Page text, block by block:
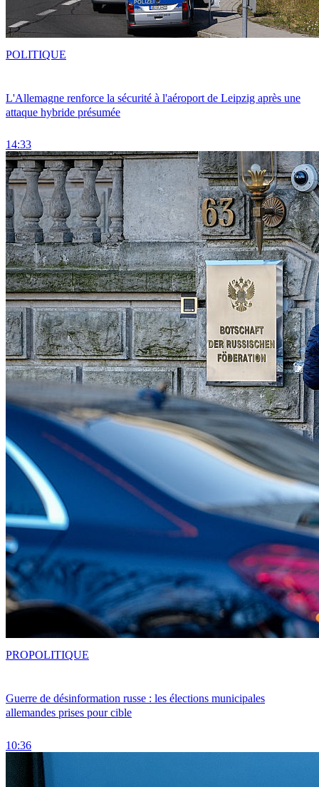
L'Allemagne renforce la sécurité à l'aéroport de Leipzig après une
attaque hybride présumée
14:33
POLITIQUE
Guerre de désinformation russe : les élections municipales
allemandes prises pour cible
10:36
PROPOLITIQUE